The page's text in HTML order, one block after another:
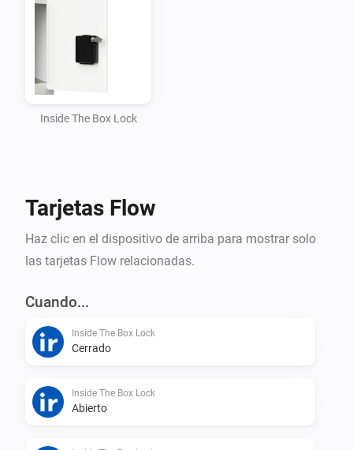
Separate devices for locks and event sensors
Automatic token handling and webhook setup
Copy your API Key and paste it into Homey
Inside The Box Lock
Tarjetas Flow
Haz clic en el dispositivo de arriba para mostrar solo
las tarjetas Flow relacionadas.
Cuando...
Inside The Box Lock
Cerrado
Inside The Box Lock
Abierto